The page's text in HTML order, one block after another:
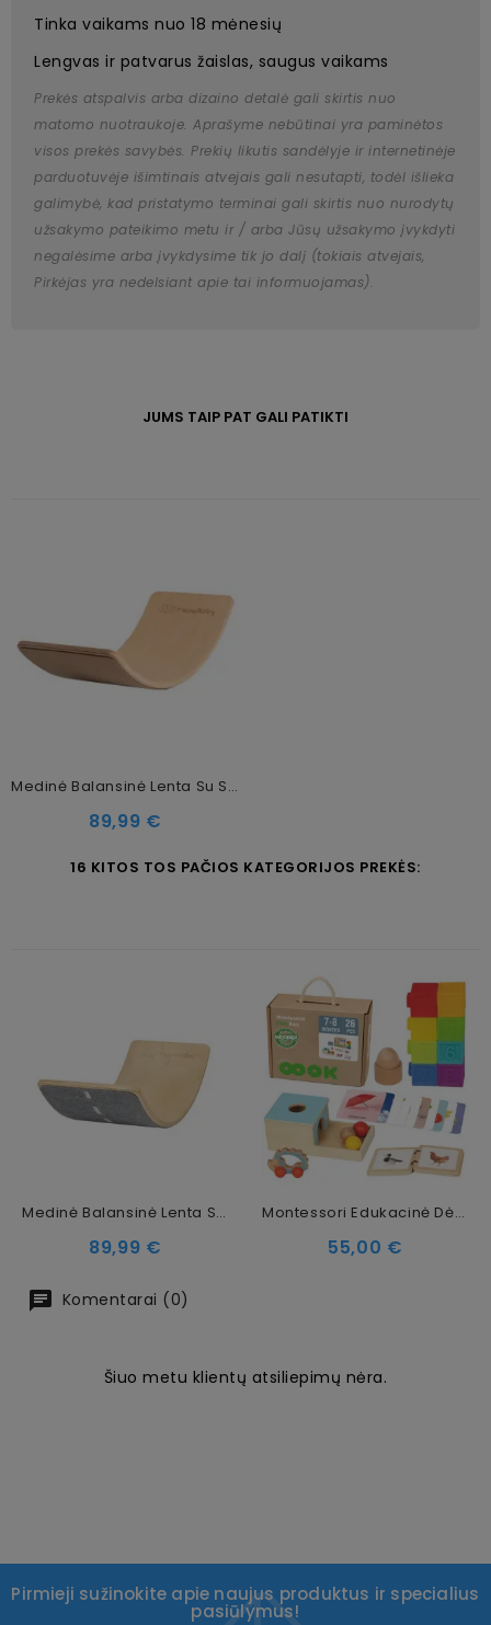
Tinka vaikams nuo 18 mėnesių
Lengvas ir patvarus žaislas, saugus vaikams
Prekės atspalvis arba dizaino detalė gali skirtis nuo
matomo nuotraukoje. Aprašyme nebūtinai yra paminėtos
visos prekės savybės. Prekių likutis sandėlyje ir internetinėje
parduotuvėje išimtinais atvejais gali nesutapti, todėl išlieka
galimybė, kad pristatymo terminai gali skirtis nuo nurodytų
užsakymo pateikimo metu ir / arba Jūsų užsakymo įvykdyti
negalėsime arba įvykdysime tik jo dalį (tokiais atvejais,
Pirkėjas yra nedelsiant apie tai informuojamas).
JUMS TAIP PAT GALI PATIKTI
Medinė Balansinė Lenta Su Smėliniu Veltiniu – Natūrali, 80x30 Cm
Kaina
89,99 €
16 KITOS TOS PAČIOS KATEGORIJOS PREKĖS:
Medinė Balansinė Lenta Su Margai Pilku Veltiniu – Natūrali, 80x30 Cm
Kaina
89,99 €
Montessori Edukacinė Dėžutė 6 In 1
Kaina
55,00 €
Komentarai (0)
Šiuo metu klientų atsiliepimų nėra.
Pirmieji sužinokite apie naujus produktus ir specialius
pasiūlymus!